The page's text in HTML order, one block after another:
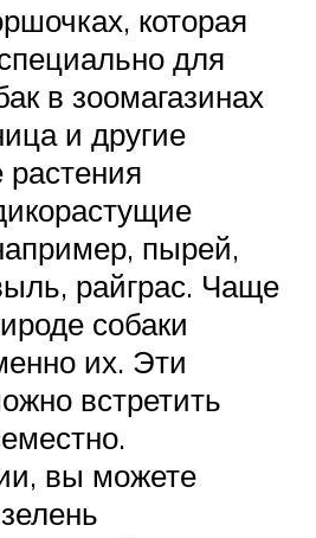
которая
для
в зоомагазинах
и другие
растения
пырей,
райграс. Чаще
собаки
их. Эти
встретить
вы можете